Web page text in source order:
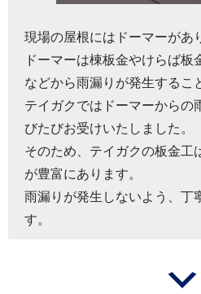
現場の屋根にはドーマーがあ
ドーマーは棟板金やけらば板
などから雨漏りが発生するこ
テイガクではドーマーからの
びたびお受けいたしました。
そのため、テイガクの板金工
が豊富にあります。
雨漏りが発生しないよう、丁
す。